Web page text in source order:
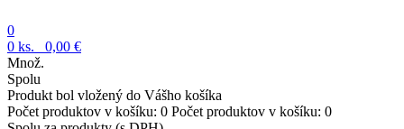
0
0 ks.
0,00 €
Množ.
Spolu
Produkt bol vložený do Vášho košíka
Počet produktov v košíku: 0 Počet produktov v košíku: 0